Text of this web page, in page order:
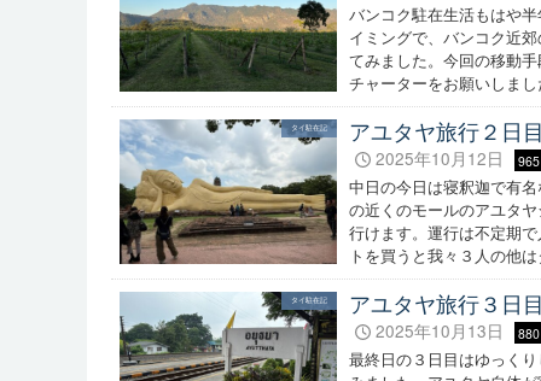
バンコク駐在生活もはや
イミングで、バンコク近
てみました。今回の移動
チャーターをお願いしま
タイ駐在記 アユタヤ旅行２日
2025年10月12日
中日の今日は寝釈迦で有
の近くのモールのアユタ
行けます。運行は不定期
トを買うと我々３人の他
タイ駐在記 アユタヤ旅行３日
2025年10月13日
最終日の３日目はゆっく